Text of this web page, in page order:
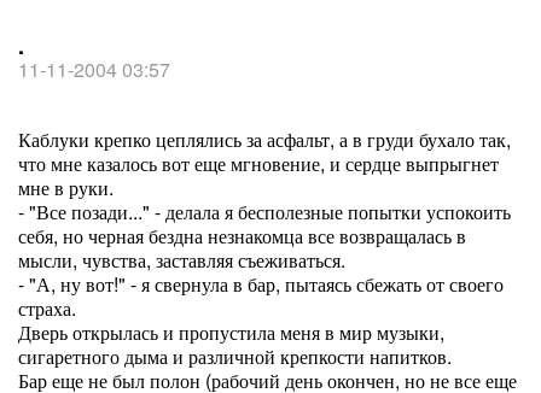
.
11-11-2004 03:57
Каблуки крепко цеплялись за асфальт, а в груди бухало так,
что мне казалось вот еще мгновение, и сердце выпрыгнет
мне в руки.
- "Все позади..." - делала я бесполезные попытки успокоить
себя, но черная бездна незнакомца все возвращалась в
мысли, чувства, заставляя съеживаться.
- "А, ну вот!" - я свернула в бар, пытаясь сбежать от своего
страха.
Дверь открылась и пропустила меня в мир музыки,
сигаретного дыма и различной крепкости напитков.
Бар еще не был полон (рабочий день окончен, но не все еще